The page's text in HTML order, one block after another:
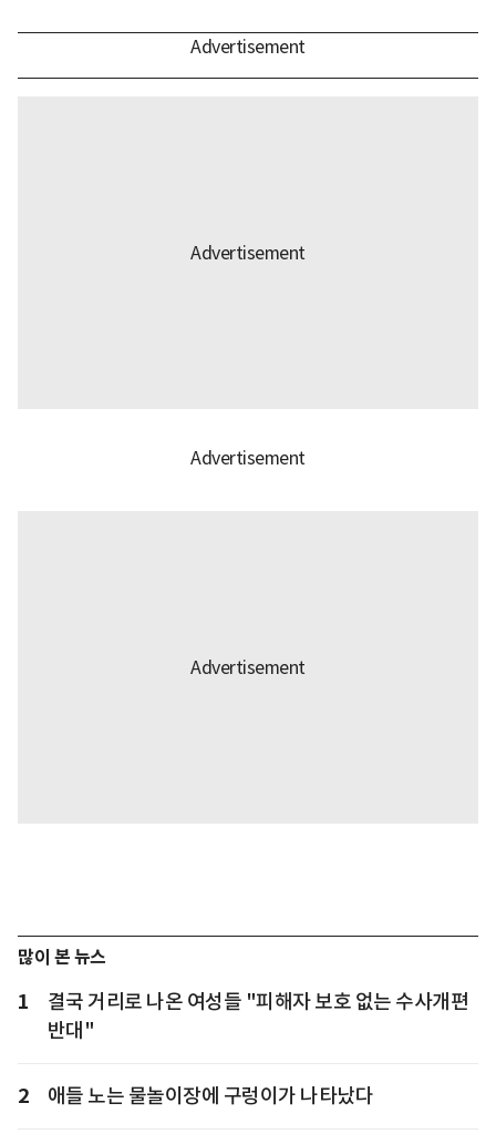
많이 본 뉴스
1
결국 거리로 나온 여성들 "피해자 보호 없는 수사개편
반대"
2 애들 노는 물놀이장에 구렁이가 나타났다